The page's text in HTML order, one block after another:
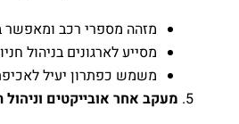
מזהה מספרי רכב ומאפשר
מסייע לארגונים בניהול
משמש כפתרון יעיל
מעקב אחר אובייקטים וניהול